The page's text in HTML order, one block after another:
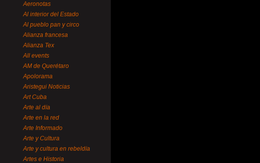
Aeronotas
Al interior del Estado
Al pueblo pan y circo
Alianza francesa
Alianza Tex
All events
AM de Querétaro
Apolorama
Aristegui Noticias
Art Cuba
Arte al día
Arte en la red
Arte Informado
Arte y Cultura
Arte y cultura en rebeldía
Artes e Historia